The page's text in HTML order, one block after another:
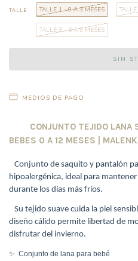
TALLE TALLE 1 - 0 A 3 MESES
TALLE 3 - 6 A 9 MESES
MEDIOS DE PAGO
CONJUNTO TEJIDO LANA
BEBES 0 A 12 MESES |
Conjunto de saquito y pantalón
hipoalergénica, ideal para
durante los días más fríos.
Su tejido suave cuida la piel
diseño cálido permite libertad de
disfrutar del invierno.
✨ Conjunto de lana para bebé